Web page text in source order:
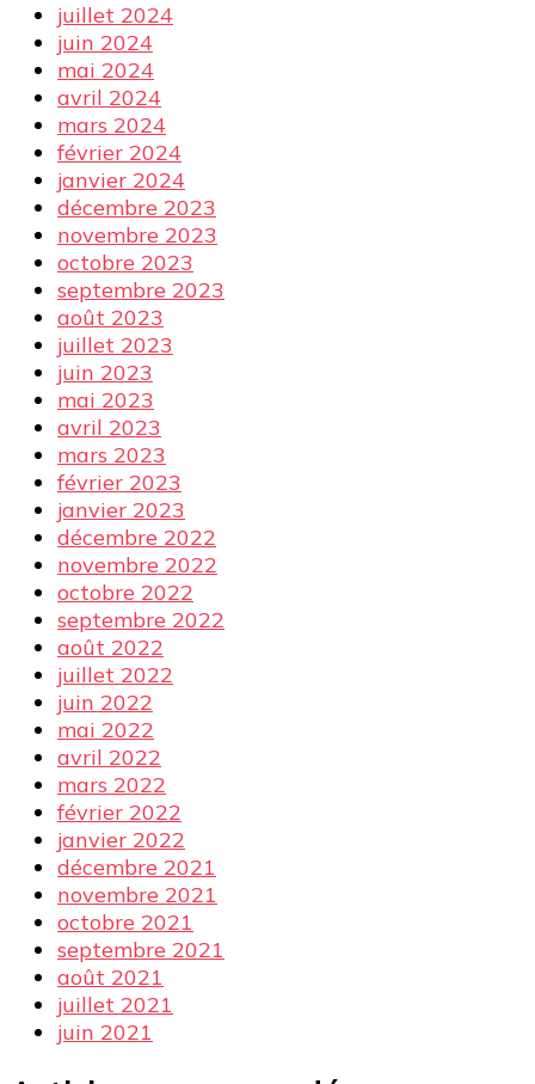
juillet 2024
juin 2024
mai 2024
avril 2024
mars 2024
février 2024
janvier 2024
décembre 2023
novembre 2023
octobre 2023
septembre 2023
août 2023
juillet 2023
juin 2023
mai 2023
avril 2023
mars 2023
février 2023
janvier 2023
décembre 2022
novembre 2022
octobre 2022
septembre 2022
août 2022
juillet 2022
juin 2022
mai 2022
avril 2022
mars 2022
février 2022
janvier 2022
décembre 2021
novembre 2021
octobre 2021
septembre 2021
août 2021
juillet 2021
juin 2021